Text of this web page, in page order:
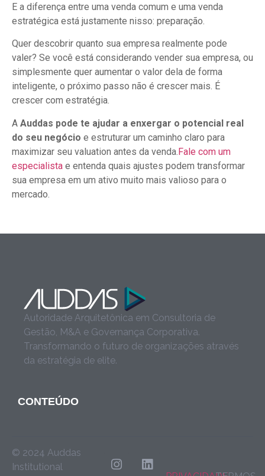
E a diferença entre uma venda comum e uma venda
estratégica está justamente nisso: preparação.
Quer descobrir quanto sua empresa realmente pode
valer? Se você está considerando vender sua empresa, ou
simplesmente quer aumentar o valor dela de forma
inteligente, o próximo passo não é crescer mais. É
crescer com estratégia.
A Auddas pode te ajudar a enxergar o potencial real
do seu negócio e estruturar um caminho claro para
maximizar seu valuation antes da venda. Fale com um
especialista e entenda quais ajustes podem transformar
sua empresa em um ativo muito mais valioso para o
mercado.
Autoridade Arquitetônica em Consultoria de
Gestão, M&A e Governança Corporativa.
Transformando o futuro de organizações através
da estratégia de elite.
CONTEÚDO
© 2024 Auddas
Institutional